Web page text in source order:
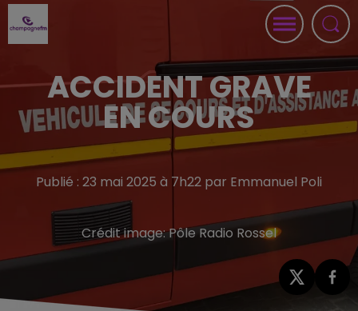
ACCIDENT GRAVE
EN COURS
Publié : 23 mai 2025 à 7h22 par Emmanuel Poli
Crédit image:Pôle Radio Rossel